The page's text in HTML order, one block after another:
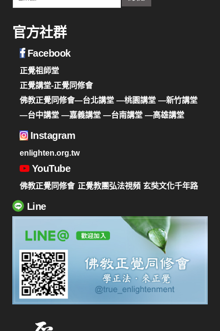
官方社群
Facebook
正覺祖師堂
正覺講堂-正覺同修會
佛教正覺同修會—台北講堂 —桃園講堂 —新竹講堂
—台中講堂 —嘉義講堂 —台南講堂 —高雄講堂
Instagram
enlighten.org.tw
YouTube
佛教正覺同修會 正覺教團弘法視頻 玄奘文化千年路
Line